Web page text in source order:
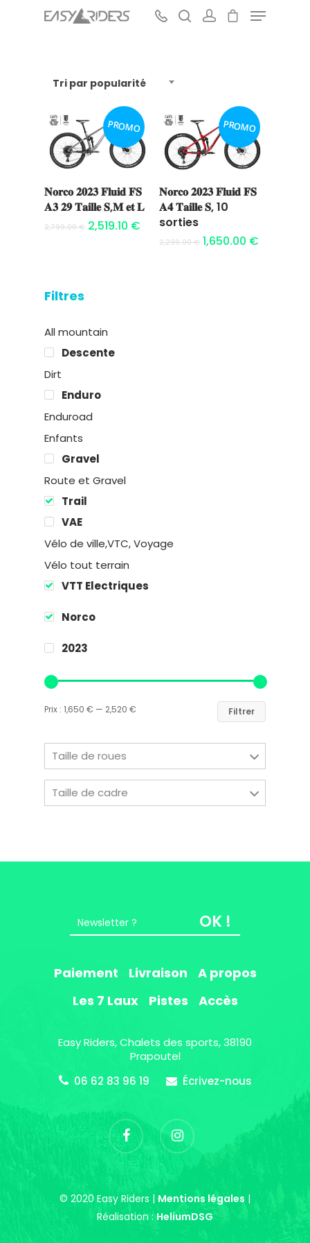
Hit enter to search or ESC to close
Tri par popularité
Filtres
All mountain
Descente
Dirt
Enduro
Enduroad
Enfants
Gravel
Route et Gravel
Trail
VAE
Vélo de ville,VTC, Voyage
Vélo tout terrain
VTT Electriques
Norco
2023
Filtrer
Prix : 1,650 € — 2,520 €
Taille de roues
Taille de cadre
PROMO
Ajouter au
panier
𝐍𝐨𝐫𝐜𝐨 𝟐𝟎𝟐𝟑 𝐅𝐥𝐮𝐢𝐝 𝐅𝐒
𝐀𝟑 𝟐𝟗 𝐓𝐚𝐢𝐥𝐥𝐞 𝐒,𝐌 𝐞𝐭 𝐋
2,799.00€ 2,519.10 €
PROMO
Ajouter au
panier
𝐍𝐨𝐫𝐜𝐨 𝟐𝟎𝟐𝟑 𝐅𝐥𝐮𝐢𝐝 𝐅𝐒
𝐀𝟒 𝐓𝐚𝐢𝐥𝐥𝐞 𝐒, 10
sorties
2,299.00€ 1,650.00 €
OK !
Paiement Livraison
A propos
Les 7 Laux
Pistes Accès
Easy Riders, Chalets des sports, 38190
Prapoutel
06 62 83 96 19
Écrivez-nous
© 2020 Easy Riders | Mentions légales |
Réalisation : HeliumDSG
38190 Prapoutel